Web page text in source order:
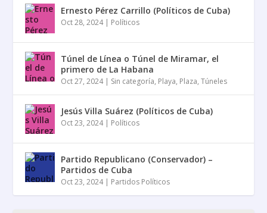
Ernesto Pérez Carrillo (Políticos de Cuba)
Oct 28, 2024| Políticos
Túnel de Línea o Túnel de Miramar, el
primero de La Habana
Oct 27, 2024| Sin categoría, Playa, Plaza,Túneles
Jesús Villa Suárez (Políticos de Cuba)
Oct 23, 2024| Políticos
Partido Republicano (Conservador) –
Partidos de Cuba
Oct 23, 2024| Partidos Políticos